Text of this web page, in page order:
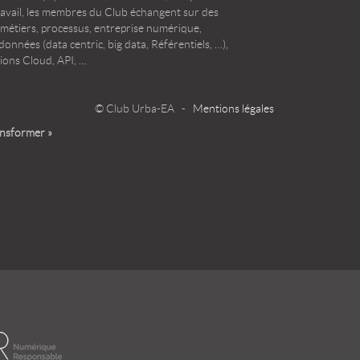
les membres du Club échangent sur des
processus, entreprise numérique,
(data centric, big data, Référentiels, …),
Cloud, API, …
© Club Urba-EA - Mentions légales
»